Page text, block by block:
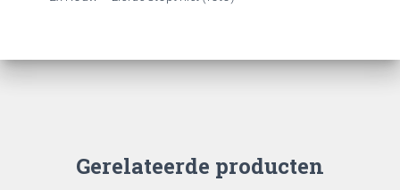
Gerelateerde producten